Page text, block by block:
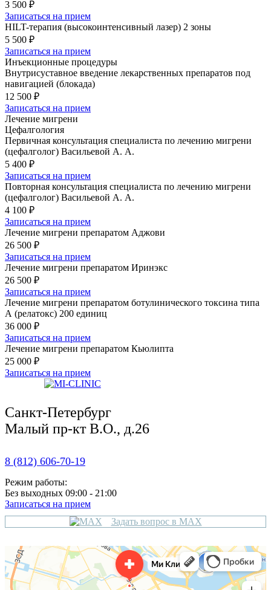
3 500 ₽
Записаться на прием
HILT-терапия (высокоинтенсивный лазер) 2 зоны
5 500 ₽
Записаться на прием
Инъекционные процедуры
Внутрисуставное введение лекарственных препаратов под
навигацией (блокада)
12 500 ₽
Записаться на прием
Лечение мигрени
Цефалгология
Первичная консультация специалиста по лечению мигрени
(цефалголог) Васильевой А. А.
5 400 ₽
Записаться на прием
Повторная консультация специалиста по лечению мигрени
(цефалголог) Васильевой А. А.
4 100 ₽
Записаться на прием
Лечение мигрени препаратом Аджови
26 500 ₽
Записаться на прием
Лечение мигрени препаратом Иринэкс
26 500 ₽
Записаться на прием
Лечение мигрени препаратом ботулинического токсина типа
А (релатокс) 200 единиц
36 000 ₽
Записаться на прием
Лечение мигрени препаратом Кьюлипта
25 000 ₽
Записаться на прием
Санкт-Петербург
Малый пр-кт В.О., д.26
8 (812) 606-70-19
Режим работы:
Без выходных 09:00 - 21:00
Записаться на прием
Задать вопрос в MAX